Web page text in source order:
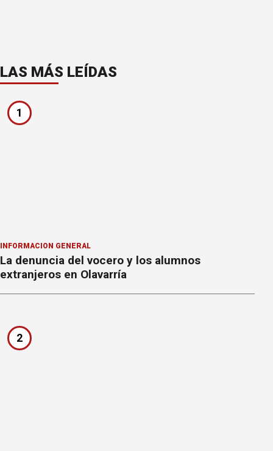
LAS MÁS LEÍDAS
1
INFORMACION GENERAL
La denuncia del vocero y los alumnos
extranjeros en Olavarría
2